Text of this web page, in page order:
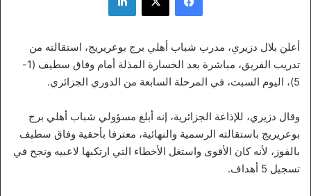
أعلن بلال دزيري، مدرب شباب أهلي برج بوعريريج، استقالته من
تدريب الفريق، مباشرة بعد الخسارة المذلة أمام وفاق سطيف (1-
5)، اليوم السبت، في المرحلة السابعة من الدوري الجزائري.
وقال دزيري، للإذاعة الجزائرية، إنه أبلغ مسؤولي شباب أهلي برج
بوعريريج باستقالته الرسمية والنهائية، معترفا بأحقية وفاق سطيف
بالفوز، لأنه كان الأقوى واستغل الأخطاء التي ارتكبها لاعبيه ونجح في
تسجيل 5 أهداف.